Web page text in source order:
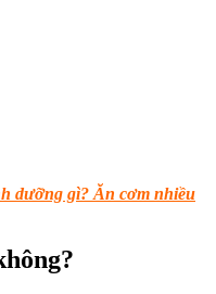
dưỡng gì? Ăn cơm nhiều